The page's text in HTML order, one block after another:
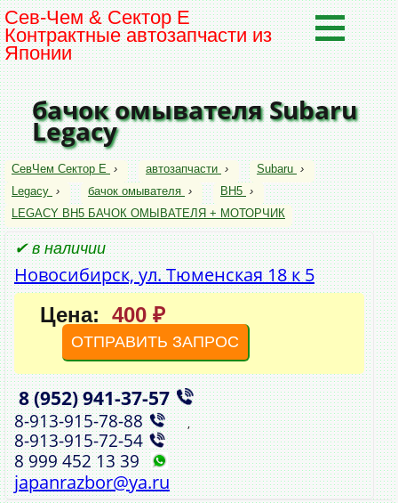
Сев-Чем & Сектор Е
Контрактные автозапчасти из
Японии
бачок омывателя Subaru
Legacy
СевЧем Сектор Е › автозапчасти › Subaru ›
Legacy › бачок омывателя › BH5 ›
LEGACY BH5 БАЧОК ОМЫВАТЕЛЯ + МОТОРЧИК
✔ в наличии
Новосибирск, ул. Тюменская 18 к 5
Цена: 400 ₽
ОТПРАВИТЬ ЗАПРОС
8 (952)941‑37‑57 ,
8‑913‑915‑78‑88 ,
8‑913‑915‑72‑54
8 999 452 13 39
japanrazbor@ya.ru